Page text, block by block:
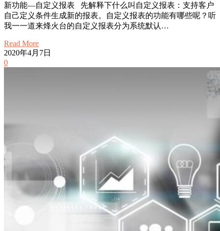
新功能—自定义报表 先解释下什么叫自定义报表：支持客户
自己定义条件生成新的报表。自定义报表的功能有哪些呢？听
我一一道来烽火台的自定义报表分为系统默认…
Read More
2020年4月7日
0